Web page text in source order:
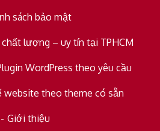
sách bảo mật
lượng – uy tín tại TPHCM
WordPress theo yêu cầu
website theo theme có sẵn
Giới thiệu